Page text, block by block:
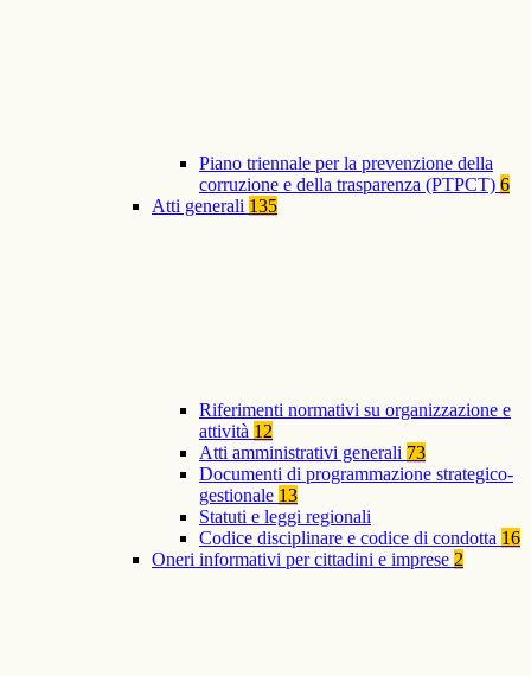
Piano triennale per la prevenzione della
corruzione e della trasparenza (PTPCT) 6
Atti generali 135
Riferimenti normativi su organizzazione e
attività 12
Atti amministrativi generali 73
Documenti di programmazione strategico-
gestionale 13
Statuti e leggi regionali
Codice disciplinare e codice di condotta 16
Oneri informativi per cittadini e imprese 2